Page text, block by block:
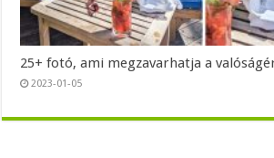
25+ fotó, ami megzavarhatja a
2023-01-05